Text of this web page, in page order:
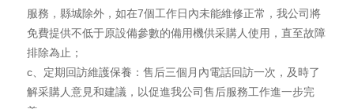
服務，縣城除外，如在7個工作日內未能維修正常，我公司將
免費提供不低于原設備參數的備用機供采購人使用，直至故障
排除為止；
c、定期回訪維護保養：售后三個月內電話回訪一次，及時了
解采購人意見和建議，以促進我公司售后服務工作進一步完